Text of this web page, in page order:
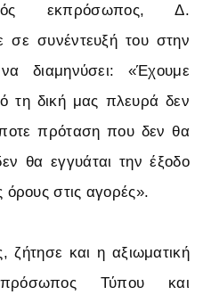
εκπρόσωπος, Δ.
σε συνέντευξή του στην
διαμηνύσει: «Έχουμε
τη δική μας πλευρά δεν
πρόταση που δεν θα
θα εγγυάται την έξοδο
στις αγορές».
και η αξιωματική
Τύπου και